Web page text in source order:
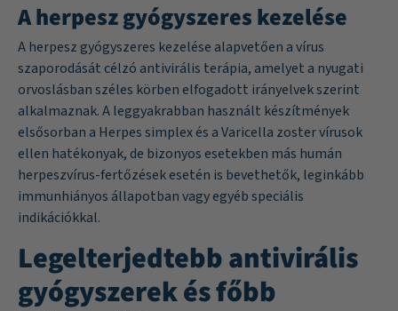
A herpesz gyógyszeres kezelése
A herpesz gyógyszeres kezelése alapvetően a vírus
szaporodását célzó antivirális terápia, amelyet a nyugati
orvoslásban széles körben elfogadott irányelvek szerint
alkalmaznak. A leggyakrabban használt készítmények
elsősorban a Herpes simplex és a Varicella zoster vírusok
ellen hatékonyak, de bizonyos esetekben más humán
herpeszvírus-fertőzések esetén is bevethetők, leginkább
immunhiányos állapotban vagy egyéb speciális
indikációkkal.
Legelterjedtebb antivirális
gyógyszerek és főbb